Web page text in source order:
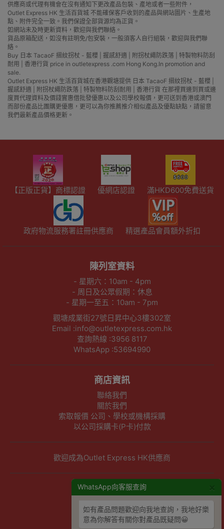
供應商或代理有機會在沒有通知下更改產品包裝、產地或者一些附件，
Outlet Express HK 生活百貨城 不能確保客戶收到的產品與網站圖片、生產地
點、附件完全一致。我們保證全部貨源均為正貨。
如網站未及時更新資料，歡迎與我們聯絡。
貨品原箱配送，如沒有註明免/包安裝，一般須客人自行組裝，歡迎與我們聯
絡。
Buy 日本 TacaoF 摺紋拐杖 - 藍櫻 | 握感舒適 | 附拐杖繩防跌落 | 特製物料防刮
耐用 | 香港行貨 price in outletexpress .com Hong Kong.In promotion and
sale.
Outlet Express HK 生活百貨城在香港觀塘提供 日本 TacaoF 摺紋拐杖 - 藍櫻 |
握感舒適 | 附拐杖繩防跌落 | 特製物料防刮耐用 | 香港行貨 在那裡買邊到買或邊
度買代理資料及價錢實惠借批發優惠以及公司學校報價，更可送到香港或澳門
而部份產品比團購更優惠，更可以為你推薦推介相似產品及優點缺點，請留意
我們最新產品價格更新。
WhatsApp向客服查詢
如有產品問題歡迎向我地查詢，我地好樂
意為你解答有關你對產品既疑問😀
【正版正貨】商標認證 優網店認證 滿HKD600免費送貨
政府物流服務署註冊供應商 精選產品會員額外折扣
陳列室資料
- 星期六：10am - 4pm
- 周日及公眾假期：休息
- 星期一至五：10am - 7pm
觀塘成業街27號日昇中心3樓302室
Email :info@outletexpress.com.hk
查詢熱線 :3956 8117
WhatsApp :53694990
商店資訊
聯絡我們
關於我們
索取報價 公司、學校或機構採購
以公司採購卡(P卡)付款
歡迎成為Outlet Express HK供應商
其他資訊
隱私權及條款聲明
保養條款及更換政策